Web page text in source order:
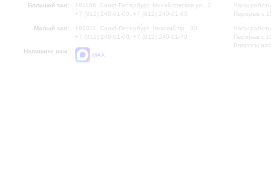
Большой зал:
191186, Санкт-Петербург, Михайловская ул., 2
+7 (812) 240-01-00, +7 (812) 240-01-80
Малый зал:
191011, Санкт-Петербург, Невский пр., 30
+7 (812) 240-01-00, +7 (812) 240-01-70
Напишите нам:
MAX
Часы
Перерыв с
Часы
Перерыв с
Вопросы